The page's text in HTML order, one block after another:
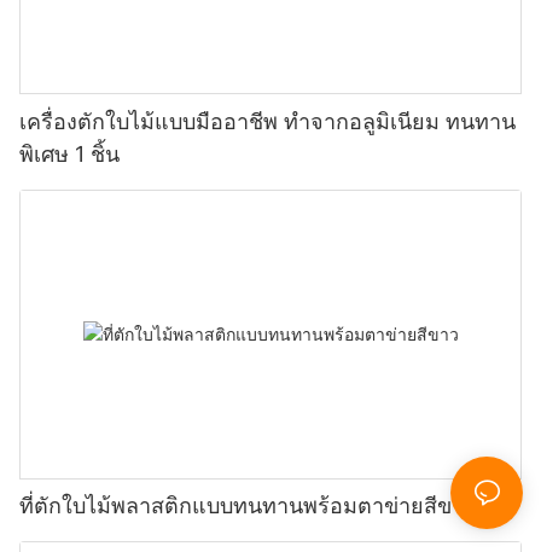
เครื่องตักใบไม้แบบมืออาชีพ ทำจากอลูมิเนียม ทนทาน
พิเศษ 1 ชิ้น
ที่ตักใบไม้พลาสติกแบบทนทานพร้อมตาข่ายสีขาว